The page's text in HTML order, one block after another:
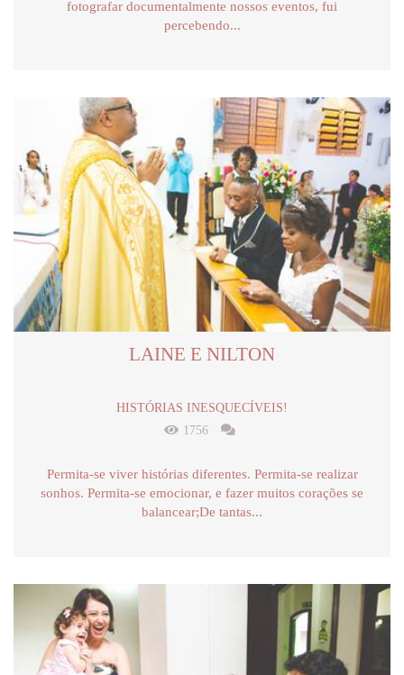
fotografar documentalmente nossos eventos, fui
percebendo...
LAINE E NILTON
HISTÓRIAS INESQUECÍVEIS!
1756
Permita-se viver histórias diferentes. Permita-se realizar
sonhos. Permita-se emocionar, e fazer muitos corações se
balancear;De tantas...